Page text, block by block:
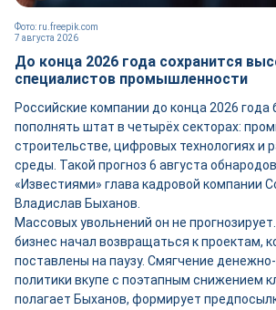
7 августа 2026
Фото: ru.freepik.com
До конца 2026 года сохранится
специалистов промышленности
Российские компании до конца 2026 года
пополнять штат в четырёх секторах:
строительстве, цифровых технологиях и
среды. Такой прогноз 6 августа
«Известиями» глава кадровой компании
Владислав Быханов.
Массовых увольнений он не
бизнес начал возвращаться к проектам,
поставлены на паузу. Смягчение
политики вкупе с поэтапным снижением
полагает Быханов, формирует